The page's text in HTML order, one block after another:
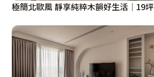
極簡北歐風 靜享純粹木韻好生活│19坪